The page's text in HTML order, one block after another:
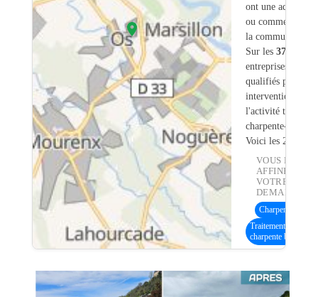
ont une adresse
ou commerciale
la commune.
Sur les 37
entreprises
qualifiés pour une
intervention sur
l'activité
charpente-bois.
Voici les 20
VOUS
AFFINER
VOTRE
DEMANDE :
Charpente bois
Traitement
charpente bois